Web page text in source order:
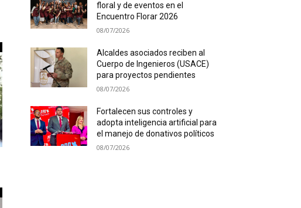
floral y de eventos en el
Encuentro Florar 2026
08/07/2026
Alcaldes asociados reciben al
Cuerpo de Ingenieros (USACE)
para proyectos pendientes
08/07/2026
Fortalecen sus controles y
adopta inteligencia artificial para
el manejo de donativos políticos
08/07/2026